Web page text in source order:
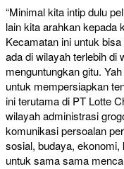
“Minimal kita intip dulu
lain kita arahkan kepada
Kecamatan ini untuk
ada di wilayah terlebih di
menguntungkan gitu.
untuk mempersiapkan
ini terutama di PT Lotte
wilayah administrasi
komunikasi persoalan
sosial, budaya,
untuk sama sama